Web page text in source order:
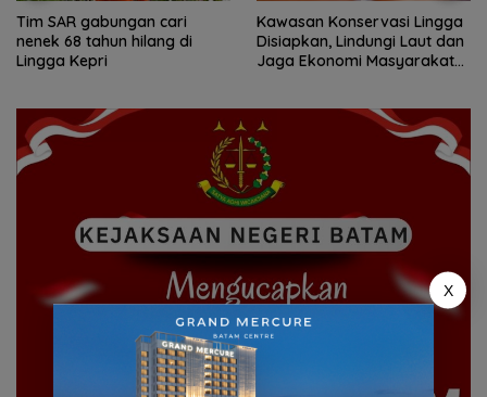
Tim SAR gabungan cari
nenek 68 tahun hilang di
Lingga Kepri
Kawasan Konservasi Lingga
Disiapkan, Lindungi Laut dan
Jaga Ekonomi Masyarakat
X